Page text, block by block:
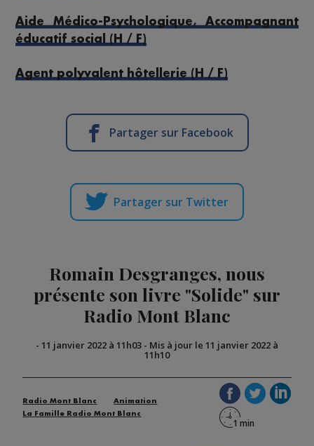
Aide Médico-Psychologique, Accompagnant
éducatif social (H / F)
Agent polyvalent hôtellerie (H / F)
Partager sur Facebook
Partager sur Twitter
Romain Desgranges, nous
présente son livre "Solide" sur
Radio Mont Blanc
- 11 janvier 2022 à 11h03 - Mis à jour le 11 janvier 2022 à
11h10
Radio Mont Blanc
Animation
La Famille Radio Mont Blanc